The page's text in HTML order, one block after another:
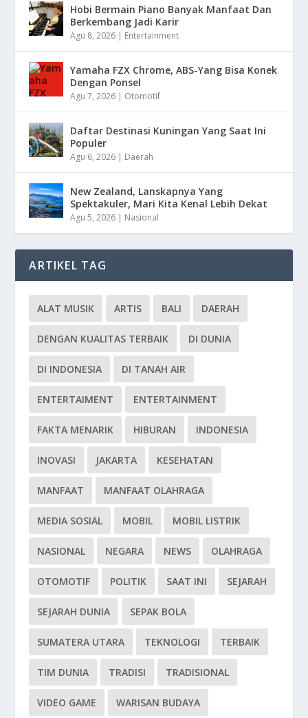
Hobi Bermain Piano Banyak Manfaat Dan
Berkembang Jadi Karir
Agu 8, 2026 | Entertainment
Yamaha FZX Chrome, ABS-Yang Bisa Konek
Dengan Ponsel
Agu 7, 2026 | Otomotif
Daftar Destinasi Kuningan Yang Saat Ini
Populer
Agu 6, 2026 | Daerah
New Zealand, Lanskapnya Yang
Spektakuler, Mari Kita Kenal Lebih Dekat
Agu 5, 2026 | Nasional
ARTIKEL TAG
ALAT MUSIK ARTIS BALI DAERAH
DENGAN KUALITAS TERBAIK DI DUNIA
DI INDONESIA DI TANAH AIR
ENTERTAIMENT ENTERTAINMENT
FAKTA MENARIK HIBURAN INDONESIA
INOVASI JAKARTA KESEHATAN
MANFAAT MANFAAT OLAHRAGA
MEDIA SOSIAL MOBIL MOBIL LISTRIK
NASIONAL NEGARA NEWS OLAHRAGA
OTOMOTIF POLITIK SAAT INI SEJARAH
SEJARAH DUNIA SEPAK BOLA
SUMATERA UTARA TEKNOLOGI TERBAIK
TIM DUNIA TRADISI TRADISIONAL
VIDEO GAME WARISAN BUDAYA